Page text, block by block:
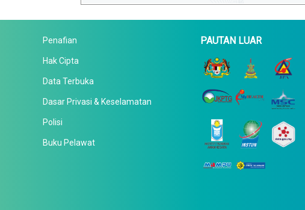
Penafian
Hak Cipta
Data Terbuka
Dasar Privasi & Keselamatan
Polisi
Buku Pelawat
PAUTAN LUAR